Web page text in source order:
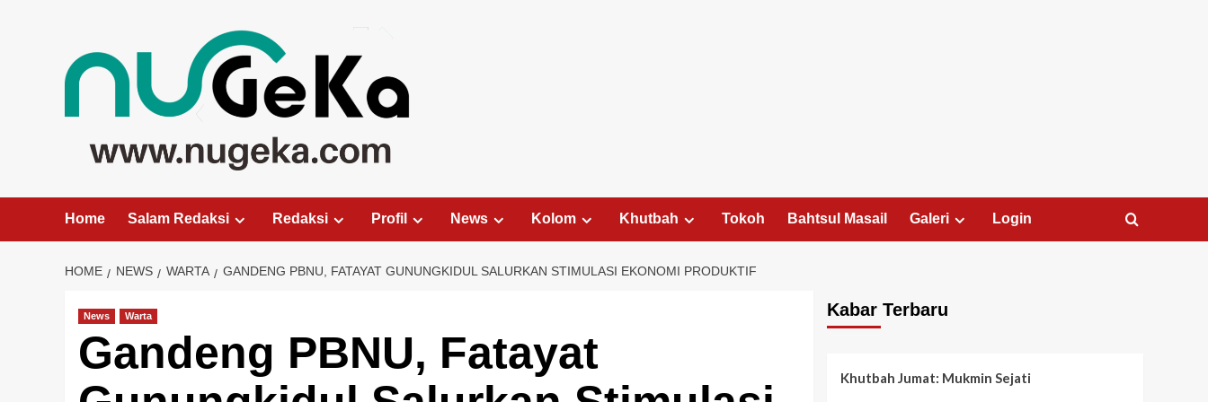
Home Salam Redaksi Redaksi Profil News Kolom Khutbah Tokoh Bahtsul Masail Galeri Login
HOME NEWS WARTA GANDENG PBNU, FATAYAT GUNUNGKIDUL SALURKAN STIMULASI EKONOMI PRODUKTIF
News Warta
Gandeng PBNU, Fatayat
Kabar Terbaru
Khutbah Jumat: Mukmin Sejati